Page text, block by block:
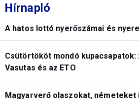
Hírnapló
A hatos lottó nyerőszámai és
Csütörtököt mondó kupacsapatok:
Vasutas és az ETO
Magyarverő olaszokat, németeket